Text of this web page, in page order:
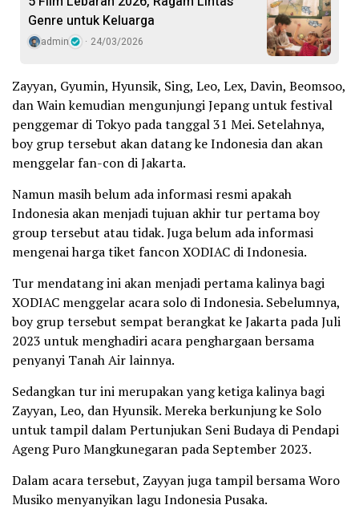
Genre untuk Keluarga
admin 24/03/2026
Zayyan, Gyumin, Hyunsik, Sing, Leo, Lex, Davin, Beomsoo,
dan Wain kemudian mengunjungi Jepang untuk festival
penggemar di Tokyo pada tanggal 31 Mei. Setelahnya,
boy grup tersebut akan datang ke Indonesia dan akan
menggelar fan-con di Jakarta.
Namun masih belum ada informasi resmi apakah
Indonesia akan menjadi tujuan akhir tur pertama boy
group tersebut atau tidak. Juga belum ada informasi
mengenai harga tiket fancon XODIAC di Indonesia.
Tur mendatang ini akan menjadi pertama kalinya bagi
XODIAC menggelar acara solo di Indonesia. Sebelumnya,
boy grup tersebut sempat berangkat ke Jakarta pada Juli
2023 untuk menghadiri acara penghargaan bersama
penyanyi Tanah Air lainnya.
Sedangkan tur ini merupakan yang ketiga kalinya bagi
Zayyan, Leo, dan Hyunsik. Mereka berkunjung ke Solo
untuk tampil dalam Pertunjukan Seni Budaya di Pendapi
Ageng Puro Mangkunegaran pada September 2023.
Dalam acara tersebut, Zayyan juga tampil bersama Woro
Musiko menyanyikan lagu Indonesia Pusaka.